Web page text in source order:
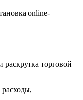
online-
торговой
расходы,